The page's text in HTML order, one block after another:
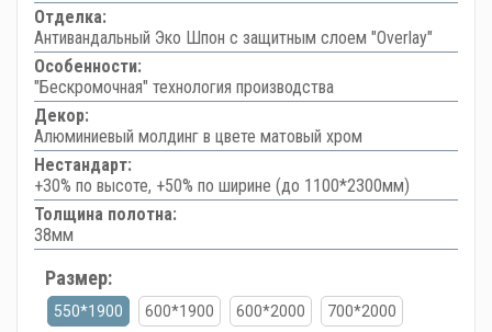
Отделка:
Антивандальный Эко Шпон с защитным слоем "Overlay"
Особенности:
"Бескромочная" технология производства
Декор:
Алюминиевый молдинг в цвете матовый хром
Нестандарт:
+30% по высоте, +50% по ширине (до 1100*2300мм)
Толщина полотна:
38мм
Размер:
550*1900 600*1900 600*2000 700*2000